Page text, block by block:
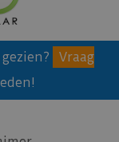
Vraag